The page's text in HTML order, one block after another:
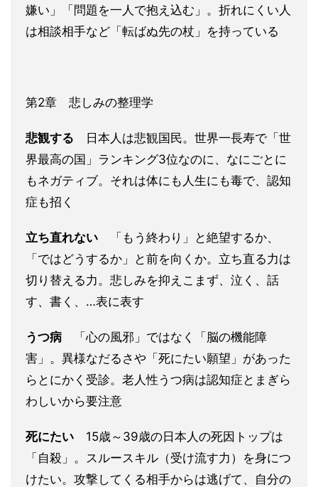
嫌い」「問題を一人で抱え込む」。折れにくい人
は相談相手など「転ばぬ先の杖」を持っている
第2章 悲しみの整理学
悲観する 日本人は悲観国民。世界一長寿で「世
界最高の国」ランキング3位なのに、なにごとに
もネガティブ。それは体にも人生にも毒で、認知
症も招く
立ち直れない 「もう終わり」と絶望するか、
「ではどうするか」と前を向くか。立ち直る力は
切り替える力。悲しみを抑えこまず、泣く、話
す、書く、…表に表す
うつ病 「心の風邪」ではなく「脳の機能障
害」。異様なだるさや「死にたい願望」があった
らとにかく受診。老人性うつ病は認知症とまぎら
わしいから要注意
死にたい 15歳～39歳の日本人の死因トップは
「自殺」。スルースキル（受け流す力）を身につ
けたい。攻撃してくる相手からは逃げて、自分の